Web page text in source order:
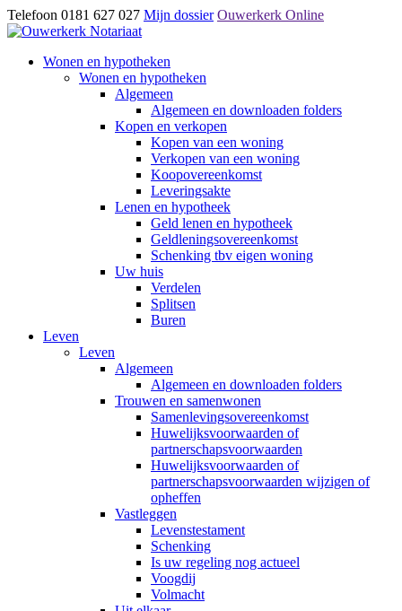
Telefoon 0181 627 027 Mijn dossier Ouwerkerk Online
Wonen en hypotheken
Wonen en hypotheken
Algemeen
Algemeen en downloaden folders
Kopen en verkopen
Kopen van een woning
Verkopen van een woning
Koopovereenkomst
Leveringsakte
Lenen en hypotheek
Geld lenen en hypotheek
Geldleningsovereenkomst
Schenking tbv eigen woning
Uw huis
Verdelen
Splitsen
Buren
Leven
Leven
Algemeen
Algemeen en downloaden folders
Trouwen en samenwonen
Samenlevingsovereenkomst
Huwelijksvoorwaarden of
partnerschapsvoorwaarden
Huwelijksvoorwaarden of
partnerschapsvoorwaarden wijzigen of
opheffen
Vastleggen
Levenstestament
Schenking
Is uw regeling nog actueel
Voogdij
Volmacht